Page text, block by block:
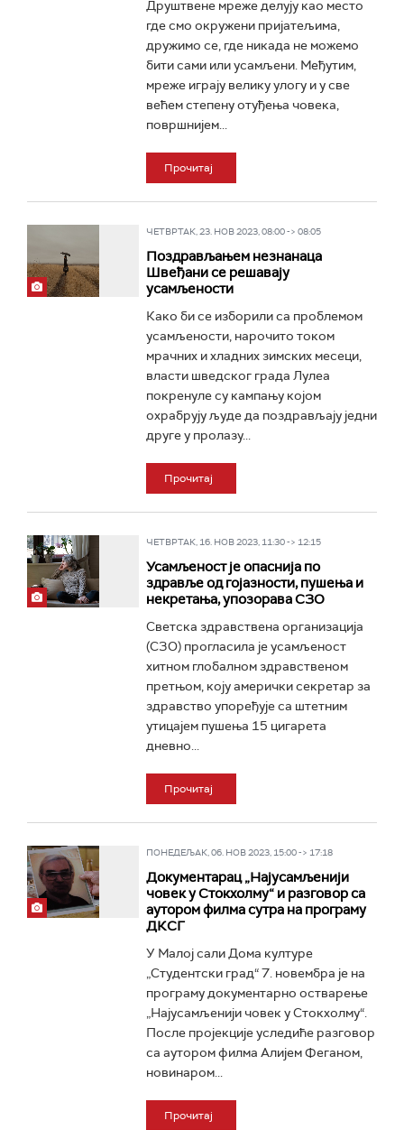
Друштвене мреже делују као место
где смо окружени пријатељима,
дружимо се, где никада не можемо
бити сами или усамљени. Међутим,
мреже играју велику улогу и у све
већем степену отуђења човека,
површнијем...
Прочитај
ЧЕТВРТАК, 23. НОВ 2023, 08:00 -> 08:05
Поздрављањем незнанаца
Швеђани се решавају
усамљености
Како би се изборили са проблемом
усамљености, нарочито током
мрачних и хладних зимских месеци,
власти шведског града Лулеа
покренуле су кампању којом
охрабрују људе да поздрављају једни
друге у пролазу...
Прочитај
ЧЕТВРТАК, 16. НОВ 2023, 11:30 -> 12:15
Усамљеност је опаснија по
здравље од гојазности, пушења и
некретања, упозорава СЗО
Светска здравствена организација
(СЗО) прогласила је усамљеност
хитном глобалном здравственом
претњом, коју амерички секретар за
здравство упоређује са штетним
утицајем пушења 15 цигарета
дневно...
Прочитај
ПОНЕДЕЉАК, 06. НОВ 2023, 15:00 -> 17:18
Документарац „Најусамљенији
човек у Стокхолму“ и разговор са
аутором филма сутра на програму
ДКСГ
У Малој сали Дома културе
„Студентски град“ 7. новембра је на
програму документарно остварење
„Најусамљенији човек у Стокхолму“.
После пројекције уследиће разговор
са аутором филма Алијем Феганом,
новинаром...
Прочитај